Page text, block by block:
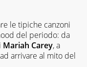
le tipiche canzoni
del periodo: da
Mariah Carey, a
arrivare al mito del